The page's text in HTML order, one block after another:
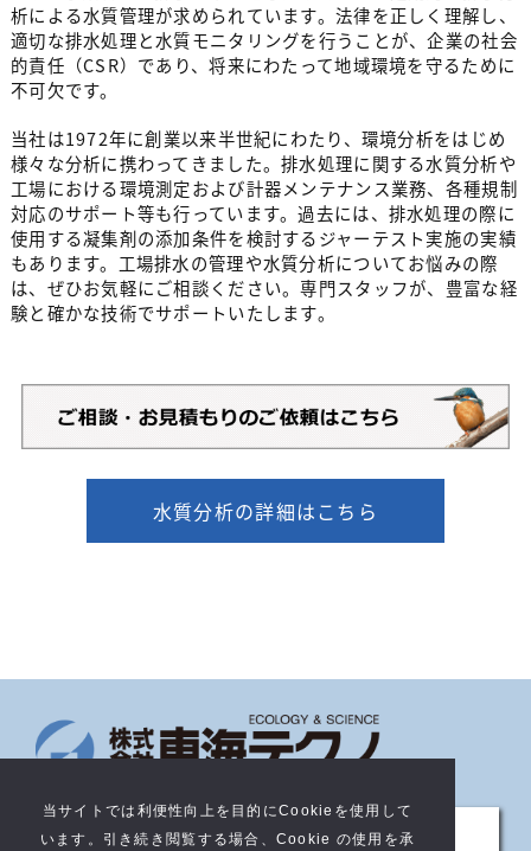
当サイトでは利便性向上を目的にCookieを使用して
います。引き続き閲覧する場合、Cookie の使用を承
析による水質管理が求められています。法律を正しく理解し、
適切な排水処理と水質モニタリングを行うことが、企業の社会
的責任（CSR）であり、将来にわたって地域環境を守るために
不可欠です。
当社は1972年に創業以来半世紀にわたり、環境分析をはじめ
様々な分析に携わってきました。排水処理に関する水質分析や
工場における環境測定および計器メンテナンス業務、各種規制
対応のサポート等も行っています。過去には、排水処理の際に
使用する凝集剤の添加条件を検討するジャーテスト実施の実績
もあります。工場排水の管理や水質分析についてお悩みの際
は、ぜひお気軽にご相談ください。専門スタッフが、豊富な経
験と確かな技術でサポートいたします。
水質分析の詳細はこちら
サイトについて